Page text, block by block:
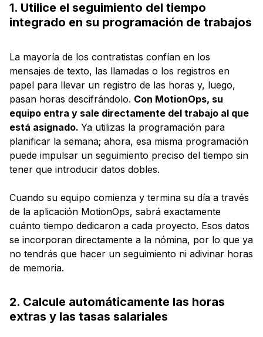
1. Utilice el seguimiento del tiempo
integrado en su programación de trabajos
La mayoría de los contratistas confían en los
mensajes de texto, las llamadas o los registros en
papel para llevar un registro de las horas y, luego,
pasan horas descifrándolo. Con MotionOps, su
equipo entra y sale directamente del trabajo al que
está asignado. Ya utilizas la programación para
planificar la semana; ahora, esa misma programación
puede impulsar un seguimiento preciso del tiempo sin
tener que introducir datos dobles.
Cuando su equipo comienza y termina su día a través
de la aplicación MotionOps, sabrá exactamente
cuánto tiempo dedicaron a cada proyecto. Esos datos
se incorporan directamente a la nómina, por lo que ya
no tendrás que hacer un seguimiento ni adivinar horas
de memoria.
2. Calcule automáticamente las horas
extras y las tasas salariales